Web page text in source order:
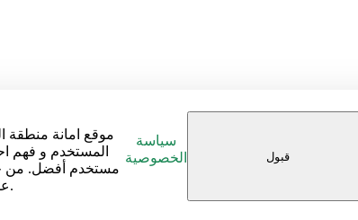
موقع امانة منطقة
المستخدم و فهم
مستخدم أفضل. من
على إشعار الخصوصية لهذا الموقع.
سياسة
الخصوصية
قبول